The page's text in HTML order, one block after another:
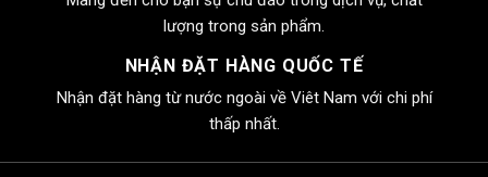
lượng trong sản phẩm.
NHẬN ĐẶT HÀNG QUỐC TẾ
Nhận đặt hàng từ nước ngoài về Viêt Nam với chi phí
thấp nhất.